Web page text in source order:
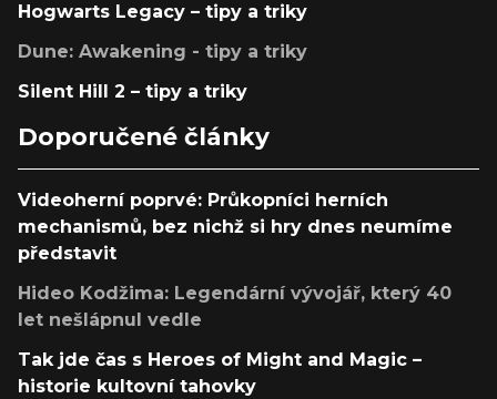
Hogwarts Legacy – tipy a triky
Dune: Awakening - tipy a triky
Silent Hill 2 – tipy a triky
Doporučené články
Videoherní poprvé: Průkopníci herních
mechanismů, bez nichž si hry dnes neumíme
představit
Hideo Kodžima: Legendární vývojář, který 40
let nešlápnul vedle
Tak jde čas s Heroes of Might and Magic –
historie kultovní tahovky